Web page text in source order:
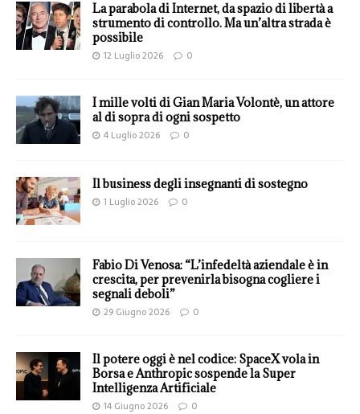
La parabola di Internet, da spazio di libertà a
strumento di controllo. Ma un’altra strada è
possibile
12 Luglio 2026 0
I mille volti di Gian Maria Volontè, un attore
al di sopra di ogni sospetto
4 Luglio 2026 0
Il business degli insegnanti di sostegno
1 Luglio 2026 0
Fabio Di Venosa: “L’infedeltà aziendale è in
crescita, per prevenirla bisogna cogliere i
segnali deboli”
29 Giugno 2026 0
Il potere oggi è nel codice: SpaceX vola in
Borsa e Anthropic sospende la Super
Intelligenza Artificiale
14 Giugno 2026 0